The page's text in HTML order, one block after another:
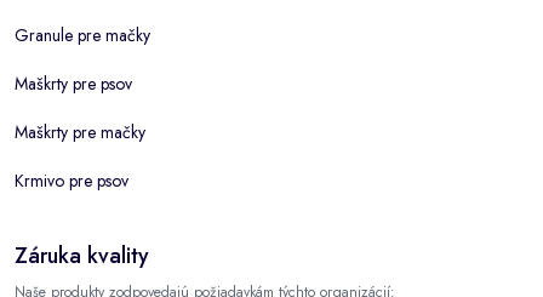
Granule pre mačky
Maškrty pre psov
Maškrty pre mačky
Krmivo pre psov
Záruka kvality
Naše produkty zodpovedajú požiadavkám týchto organizácií: